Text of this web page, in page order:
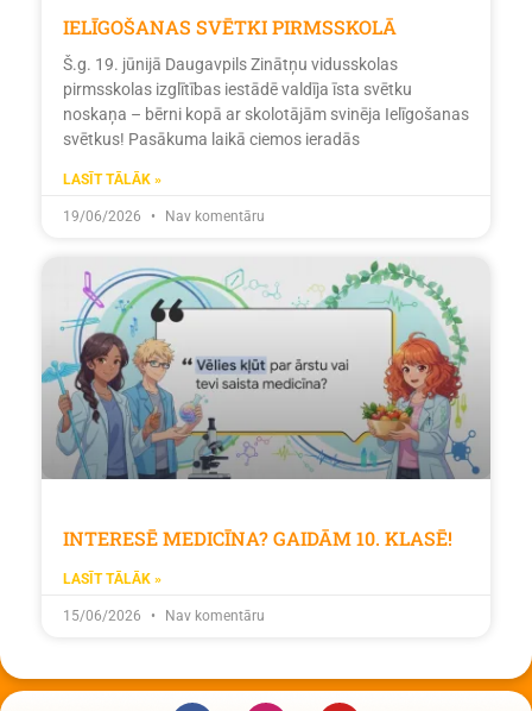
IELĪGOŠANAS SVĒTKI PIRMSSKOLĀ
Š.g. 19. jūnijā Daugavpils Zinātņu vidusskolas
pirmsskolas izglītības iestādē valdīja īsta svētku
noskaņa – bērni kopā ar skolotājām svinēja Ielīgošanas
svētkus! Pasākuma laikā ciemos ieradās
LASĪT TĀLĀK »
19/06/2026 Nav komentāru
INTERESĒ MEDICĪNA? GAIDĀM 10. KLASĒ!
LASĪT TĀLĀK »
15/06/2026 Nav komentāru